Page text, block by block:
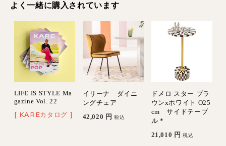
よく一緒に購入されています
LIFE IS STYLE Ma
gazine Vol. 22
[ KAREカタログ ]
イリーナ ダイニ
ングチェア
42,020 円 税込
ドメロ スター ブラ
ウンxホワイト O25
cm サイドテーブ
ル *
21,010 円 税込